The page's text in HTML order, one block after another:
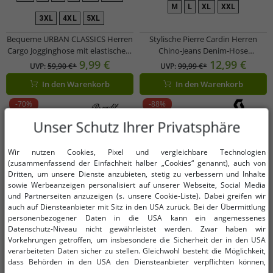
3XL 4XL 5XL
Bequeme URBAN CLASSICS Herren
Cargo Jogginghose mit elastischem
Bund und Cargo-Taschen Schwarz
UVP:59,90 €* 9,99 €
In den Warenkorb
M L XL XXL
Stylische Pierre Cardin Herren
Chino-Jeans Denim-Hose
Baumwoll-Hose I22PI4565 Blau
UVP:99,99 €* 12,99 €
In den Warenkorb
-70% -88%
Unser Schutz Ihrer Privatsphäre
Wir nutzen Cookies, Pixel und vergleichbare Technologien
(zusammenfassend der Einfachheit halber „Cookies“ genannt), auch von
Dritten, um unsere Dienste anzubieten, stetig zu verbessern und Inhalte
sowie Werbeanzeigen personalisiert auf unserer Webseite, Social Media
und Partnerseiten anzuzeigen (s. unsere Cookie-Liste). Dabei greifen wir
auch auf Diensteanbieter mit Sitz in den USA zurück. Bei der Übermittlung
personenbezogener Daten in die USA kann ein angemessenes
Datenschutz-Niveau nicht gewährleistet werden. Zwar haben wir
Vorkehrungen getroffen, um insbesondere die Sicherheit der in den USA
verarbeiteten Daten sicher zu stellen. Gleichwohl besteht die Möglichkeit,
dass Behörden in den USA den Diensteanbieter verpflichten können,